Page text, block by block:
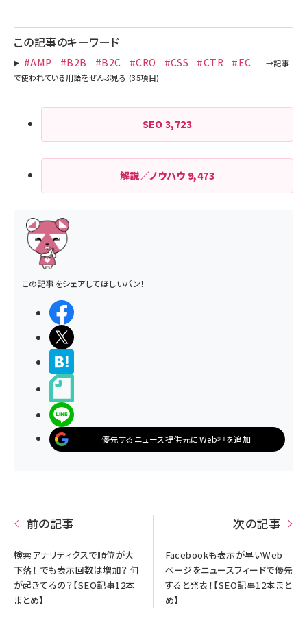
送
この記事のキーワード
#AMP #B2B #B2C #CRO #CSS #CTR #EC
SEO 3,723
解説／ノウハウ 9,473
この記事をシェアしてほしいパン！
優先するニュース提供元にWeb担を追加
前の記事
検索アナリティクスで順位が大
下落！ でも表示回数は増加？ 何
が起きてるの？【SEO記事12本
まとめ】
次の記事
Facebookも表示が早いWeb
ページをニュースフィードで優先
すると発表！【SEO記事12本まと
め】